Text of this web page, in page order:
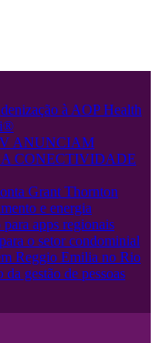
à AOP Health
ANUNCIAM
A CONECTIVIDADE
Grant Thornton
e energia
apps regionais
o setor condominial
Reggio Emilia no Rio
gestão de pessoas